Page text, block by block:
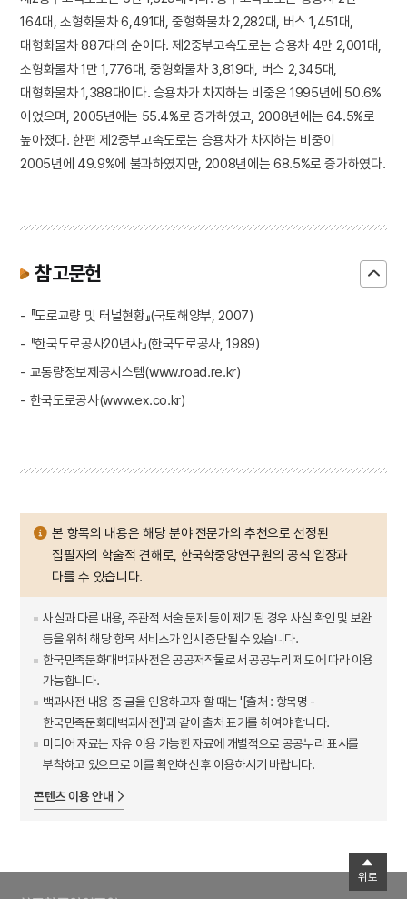
164대, 소형화물차 6,491대, 중형화물차 2,282대, 버스 1,451대,
대형화물차 887대의 순이다. 제2중부고속도로는 승용차 4만 2,001대,
소형화물차 1만 1,776대, 중형화물차 3,819대, 버스 2,345대,
대형화물차 1,388대이다. 승용차가 차지하는 비중은 1995년에 50.6%
이었으며, 2005년에는 55.4%로 증가하였고, 2008년에는 64.5%로
높아졌다. 한편 제2중부고속도로는 승용차가 차지하는 비중이
2005년에 49.9%에 불과하였지만, 2008년에는 68.5%로 증가하였다.
참고문헌
- 『도로교량 및 터널현황』(국토해양부, 2007)
- 『한국도로공사20년사』(한국도로공사, 1989)
- 교통량정보제공시스템(www.road.re.kr)
- 한국도로공사(www.ex.co.kr)
본 항목의 내용은 해당 분야 전문가의 추천으로 선정된
집필자의 학술적 견해로, 한국학중앙연구원의 공식 입장과
다를 수 있습니다.
사실과 다른 내용, 주관적 서술 문제 등이 제기된 경우 사실 확인 및 보완
등을 위해 해당 항목 서비스가 임시 중단될 수 있습니다.
한국민족문화대백과사전은 공공저작물로서 공공누리 제도에 따라 이용
가능합니다.
백과사전 내용 중 글을 인용하고자 할 때는 '[출처 : 항목명 -
한국민족문화대백과사전]'과 같이 출처 표기를 하여야 합니다.
미디어 자료는 자유 이용 가능한 자료에 개별적으로 공공누리 표시를
부착하고 있으므로 이를 확인하신 후 이용하시기 바랍니다.
콘텐츠 이용 안내
위로